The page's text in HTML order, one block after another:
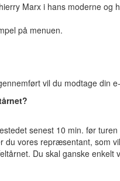
Marx i hans moderne og
på menuen.
vil du modtage din
senest 10 min. før
du vores repræsentant, som
Du skal ganske